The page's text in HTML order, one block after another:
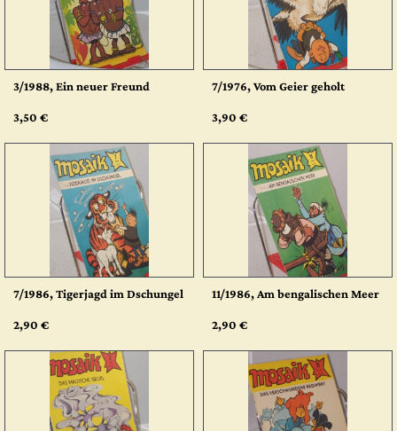
3/1988, Ein neuer Freund
3,50 €
7/1976, Vom Geier geholt
3,90 €
7/1986, Tigerjagd im Dschungel
2,90 €
11/1986, Am bengalischen Meer
2,90 €